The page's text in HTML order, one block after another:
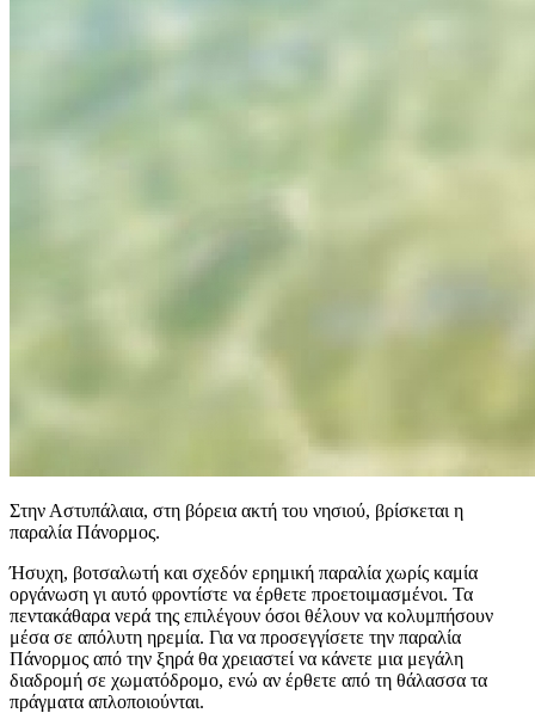
Στην Αστυπάλαια, στη βόρεια ακτή του νησιού, βρίσκεται η
παραλία Πάνορμος.
Ήσυχη, βοτσαλωτή και σχεδόν ερημική παραλία χωρίς καμία
οργάνωση γι αυτό φροντίστε να έρθετε προετοιμασμένοι. Τα
πεντακάθαρα νερά της επιλέγουν όσοι θέλουν να κολυμπήσουν
μέσα σε απόλυτη ηρεμία. Για να προσεγγίσετε την παραλία
Πάνορμος από την ξηρά θα χρειαστεί να κάνετε μια μεγάλη
διαδρομή σε χωματόδρομο, ενώ αν έρθετε από τη θάλασσα τα
πράγματα απλοποιούνται.